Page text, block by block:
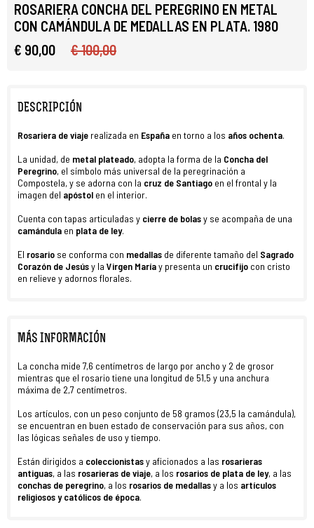
ROSARIERA CONCHA DEL PEREGRINO EN METAL
CON CAMÁNDULA DE MEDALLAS EN PLATA. 1980
€ 90,00
€ 100,00
DESCRIPCIÓN
Rosariera de viaje realizada en España en torno a los años ochenta.
La unidad, de metal plateado, adopta la forma de la Concha del
Peregrino, el símbolo más universal de la peregrinación a
Compostela, y se adorna con la cruz de Santiago en el frontal y la
imagen del apóstol en el interior.
Cuenta con tapas articuladas y cierre de bolasy se acompaña de una
camándula en plata de ley.
El rosario se conforma con medallas de diferente tamaño del Sagrado
Corazón de Jesúsy la Virgen Maríay presenta un crucifijo con cristo
en relieve y adornos florales.
MÁS INFORMACIÓN
La concha mide 7,6 centímetros de largo por ancho y 2 de grosor
mientras que el rosario tiene una longitud de 51,5 y una anchura
máxima de 2,7 centímetros.
Los artículos, con un peso conjunto de 58 gramos (23,5 la camándula),
se encuentran en buen estado de conservación para sus años, con
las lógicas señales de uso y tiempo.
Están dirigidos a coleccionistasy aficionados a las rosarieras
antiguas, a las rosarieras de viaje, a los rosarios de plata de ley, a las
conchas de peregrino, a los rosarios de medallasy a los artículos
religiosos y católicos de época.